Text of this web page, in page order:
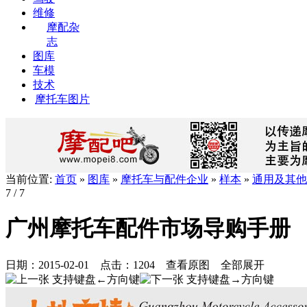
维修
摩配杂
志
图库
车模
技术
摩托车图片
当前位置: 首页 » 图库 » 摩托车与配件企业 » 样本 » 通用及其他
7 / 7
广州摩托车配件市场导购手册
日期： 2015-02-01 点击： 1204 查看原图 全部展开